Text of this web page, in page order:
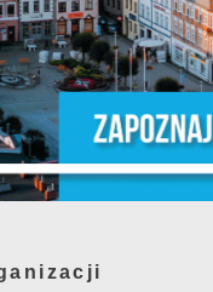
przy
Świat
z
plikom